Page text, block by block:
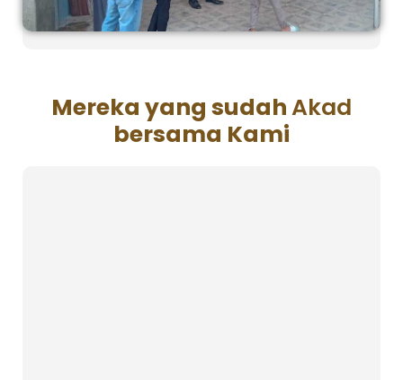
Mereka yang sudahAkad
bersama Kami